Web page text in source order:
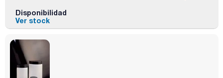
Disponibilidad
Ver stock